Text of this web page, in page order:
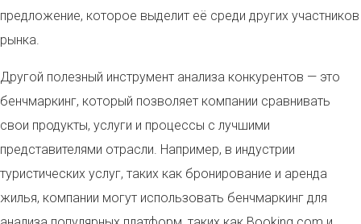
предложение, которое выделит её среди других участников
рынка.
Другой полезный инструмент анализа конкурентов — это
бенчмаркинг, который позволяет компании сравнивать
свои продукты, услуги и процессы с лучшими
представителями отрасли. Например, в индустрии
туристических услуг, таких как бронирование и аренда
жилья, компании могут использовать бенчмаркинг для